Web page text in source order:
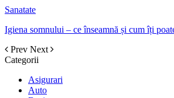
Sanatate
Igiena somnului – ce înseamnă și cum îți
Prev Next
Categorii
Asigurari
Auto